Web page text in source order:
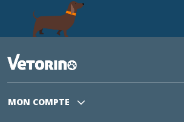
MON COMPTE